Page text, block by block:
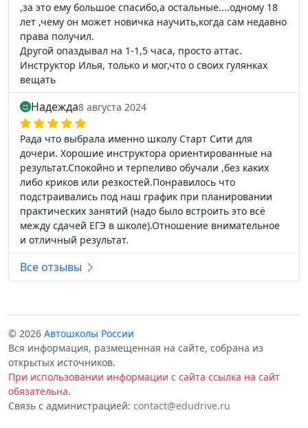
,за это ему большое спасибо,а остальные....одному 18
лет ,чему он может новичка научить,когда сам недавно
права получил.
Другой опаздывал на 1-1,5 часа, просто аттас.
Инструктор Илья, только и мог,что о своих гулянках
вещать
Надежда8 августа 2024
Рада что выбрала именно школу Старт Сити для
дочери. Хорошие инструктора ориентированные на
результат.Спокойно и терпеливо обучали ,без каких
либо криков или резкостей.Понравилось что
подстраивались под наш график при планировании
практических занятий (надо было встроить это всё
между сдачей ЕГЭ в школе).Отношение внимательное
и отличный результат.
Все отзывы
© 2026 Автошколы России
Вся информация, размещенная на сайте, собрана из
открытых источников.
При использовании информации с сайта ссылка на сайт
обязательна.
Связь с администрацией: contact@edudrive.ru